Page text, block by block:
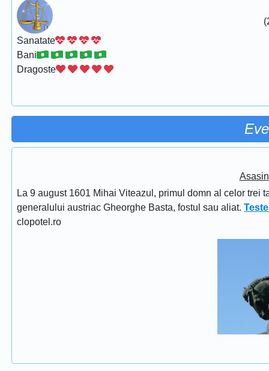
Sanatate
Bani
Dragoste
La 9 august 1601 Mihai Viteazul, primul domn al celor trei
generalului austriac Gheorghe Basta, fostul sau aliat.
clopotel.ro